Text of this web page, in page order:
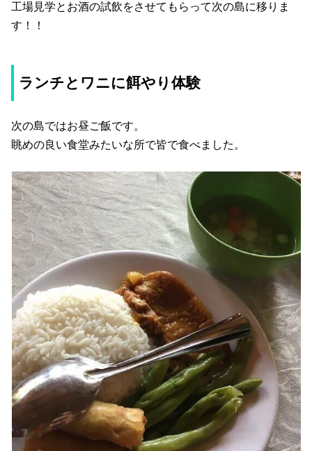
工場見学とお酒の試飲をさせてもらって次の島に移りま
す！！
ランチとワニに餌やり体験
次の島ではお昼ご飯です。
眺めの良い食堂みたいな所で皆で食べました。